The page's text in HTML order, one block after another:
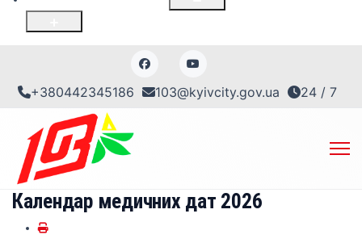
+380442345186 103@kyivcity.gov.ua 24 / 7
Календар медичних дат 2026